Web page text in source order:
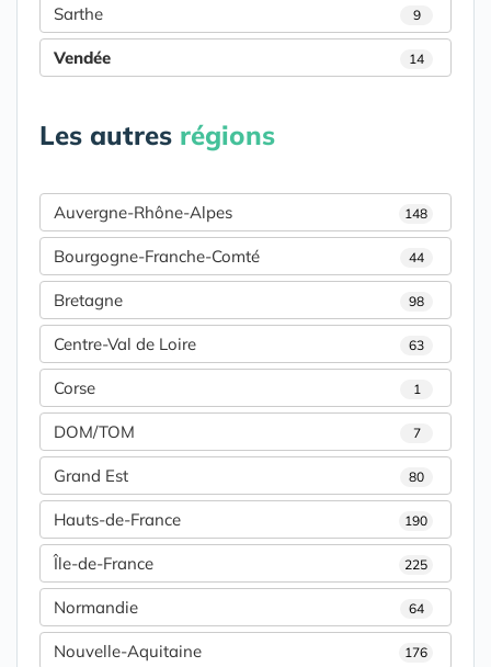
Sarthe 9
Vendée 14
Les autres régions
Auvergne-Rhône-Alpes 148
Bourgogne-Franche-Comté 44
Bretagne 98
Centre-Val de Loire 63
Corse 1
DOM/TOM 7
Grand Est 80
Hauts-de-France 190
Île-de-France 225
Normandie 64
Nouvelle-Aquitaine 176